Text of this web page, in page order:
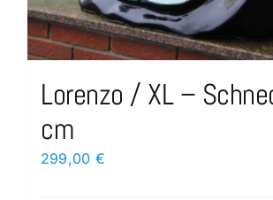
Lorenzo / XL –
cm
299,00 €